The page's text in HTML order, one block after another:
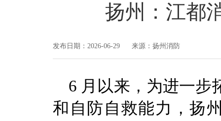
扬州：江都
发布日期：2026-06-29 来源：扬州消防
6 月以来，为进一步
和自防自救能力，扬